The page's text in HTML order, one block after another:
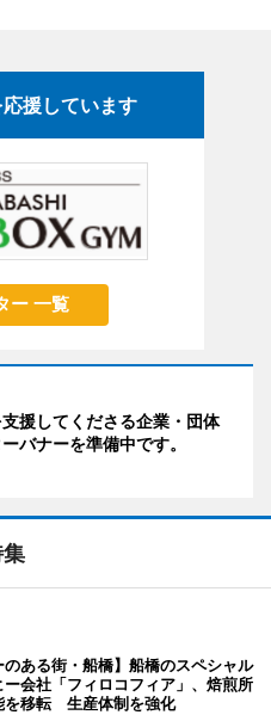
援しています
ー 一覧
援してくださる企業・団体
バナーを準備中です。
のある街・船橋】船橋のスペシャル
ー会社「フィロコフィア」、焙煎所
を移転 生産体制を強化